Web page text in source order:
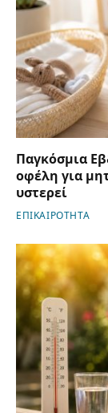
Παγκόσμια
οφέλη για
υστερεί
ΕΠΙΚΑΙΡΟΤΗΤΑ